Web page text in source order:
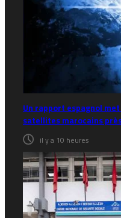
Un rapport espagnol
satellites marocains
il y a 10 heures